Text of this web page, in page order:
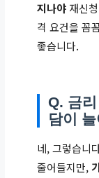
지나야 재신
격 요건을 꼼
좋습니다.
Q. 금
담이
네, 그렇습니
줄어들지만,